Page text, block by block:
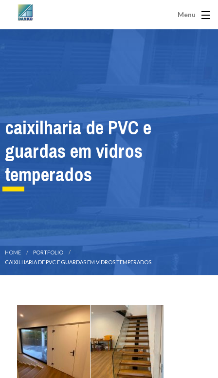
Menu
caixilharia de PVC e
guardas em vidros
temperados
HOME
PORTFOLIO
CAIXILHARIA DE PVC E GUARDAS EM VIDROS TEMPERADOS